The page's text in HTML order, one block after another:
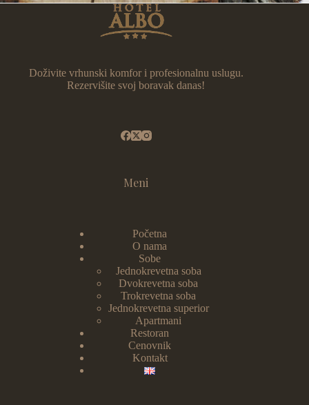
Doživite vrhunski komfor i profesionalnu uslugu.
Rezervišite svoj boravak danas!
Meni
Početna
O nama
Sobe
Jednokrevetna soba
Dvokrevetna soba
Trokrevetna soba
Jednokrevetna superior
Apartmani
Restoran
Cenovnik
Kontakt